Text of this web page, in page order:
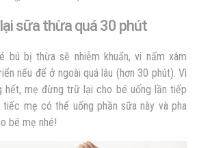
sữa thừa quá 30 phút
bú bị thừa sẽ nhiễm khuẩn, vi nấm xâm
nếu để ở ngoài quá lâu (hơn 30 phút). Vì
hết, mẹ đừng trữ lại cho bé uống lần tiếp
tiếc mẹ có thể uống phần sữa này và pha
bé mẹ nhé!